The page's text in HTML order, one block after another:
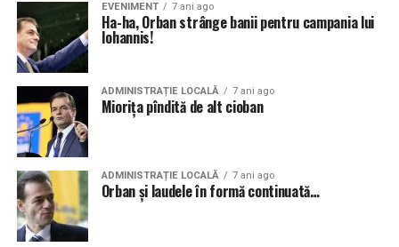
EVENIMENT 7 ani ago
Ha-ha, Orban strânge banii pentru campania lui
Iohannis!
ADMINISTRAȚIE LOCALĂ 7 ani ago
Miorița pîndită de alt cioban
ADMINISTRAȚIE LOCALĂ 7 ani ago
Orban și laudele în formă continuată…